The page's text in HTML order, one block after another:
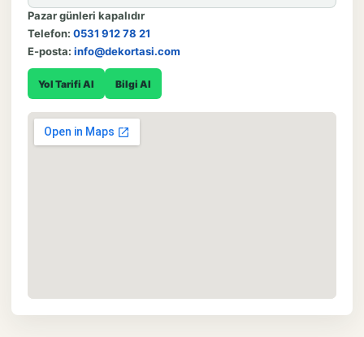
Pazar günleri kapalıdır
Telefon: 0531 912 78 21
E-posta: info@dekortasi.com
Yol Tarifi Al Bilgi Al